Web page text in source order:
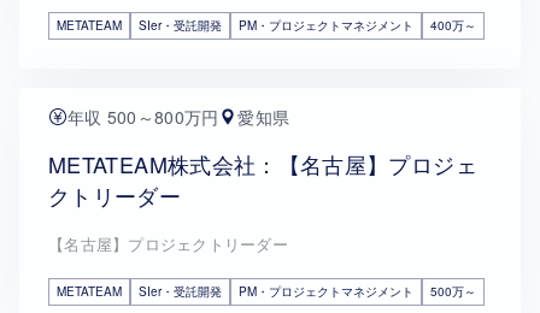
METATEAM SIer・受託開発 PM・プロジェクトマネジメント 400万～
年収 500～800万円 愛知県
METATEAM株式会社：【名古屋】プロジェ
クトリーダー
【名古屋】プロジェクトリーダー
METATEAM SIer・受託開発 PM・プロジェクトマネジメント 500万～